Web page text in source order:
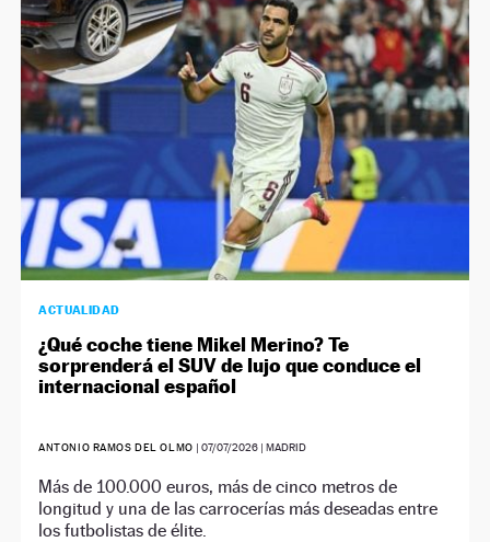
NEWSLETTER
SÍGUENOS
ACTUALIDAD
¿Qué coche tiene Mikel Merino? Te
sorprenderá el SUV de lujo que conduce el
internacional español
ANTONIO RAMOS DEL OLMO | 07/07/2026| MADRID
Más de 100.000 euros, más de cinco metros de
longitud y una de las carrocerías más deseadas entre
los futbolistas de élite.